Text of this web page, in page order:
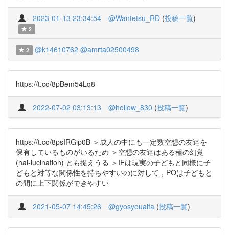
2023-01-13 23:34:54 @Wantetsu_RD (投稿一覧)
2
2 @k14610762 @amrta02500498
https://t.co/8pBem54Lq8
2022-07-02 03:13:13 @hollow_830 (投稿一覧)
https://t.co/8psIRGip0B ＞成人の中にも一定数空想の友達を
保有しているものがいるため ＞空想の友達はある種の幻覚
(hal-lucination) とも捉えうる ＞IFは現実の子どもと同様に子
どもと対等な関係性を持ちやすいのに対して，POは子どもと
の間に上下関係ができやすい
2021-05-07 14:45:26 @gyosyoualfa (投稿一覧)